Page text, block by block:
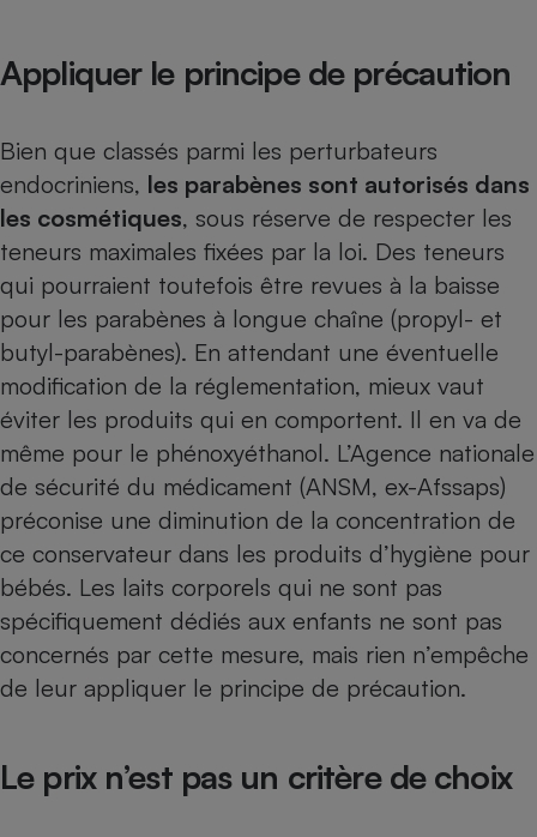
Appliquer le principe de précaution
Bien que classés parmi les perturbateurs
endocriniens, les parabènes sont autorisés dans
les cosmétiques, sous réserve de respecter les
teneurs maximales fixées par la loi. Des teneurs
qui pourraient toutefois être revues à la baisse
pour les parabènes à longue chaîne (propyl- et
butyl-parabènes). En attendant une éventuelle
modification de la réglementation, mieux vaut
éviter les produits qui en comportent. Il en va de
même pour le phénoxyéthanol. L’Agence nationale
de sécurité du médicament (ANSM, ex-Afssaps)
préconise une diminution de la concentration de
ce conservateur dans les produits d’hygiène pour
bébés. Les laits corporels qui ne sont pas
spécifiquement dédiés aux enfants ne sont pas
concernés par cette mesure, mais rien n’empêche
de leur appliquer le principe de précaution.
Le prix n’est pas un critère de choix